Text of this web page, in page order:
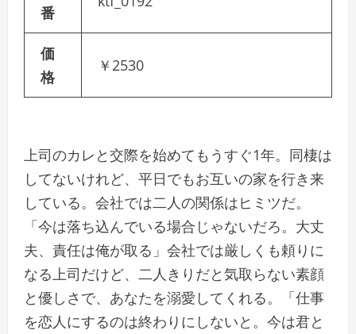
番
価
格
￥2530
上司のカレと交際を始めてもうすぐ1年。同棲は
してないけれど、平日でもお互いの家を行き来
している。会社では二人の関係はヒミツだ。
「今は落ち込んでいる場合じゃないだろ。大丈
夫、責任は俺が取る」会社では厳しくも頼りに
なる上司だけど、二人きりだと気取らない素顔
と優しさで、あなたを溺愛してくれる。「仕事
を恋人にするのは終わりにしないと。今は君と